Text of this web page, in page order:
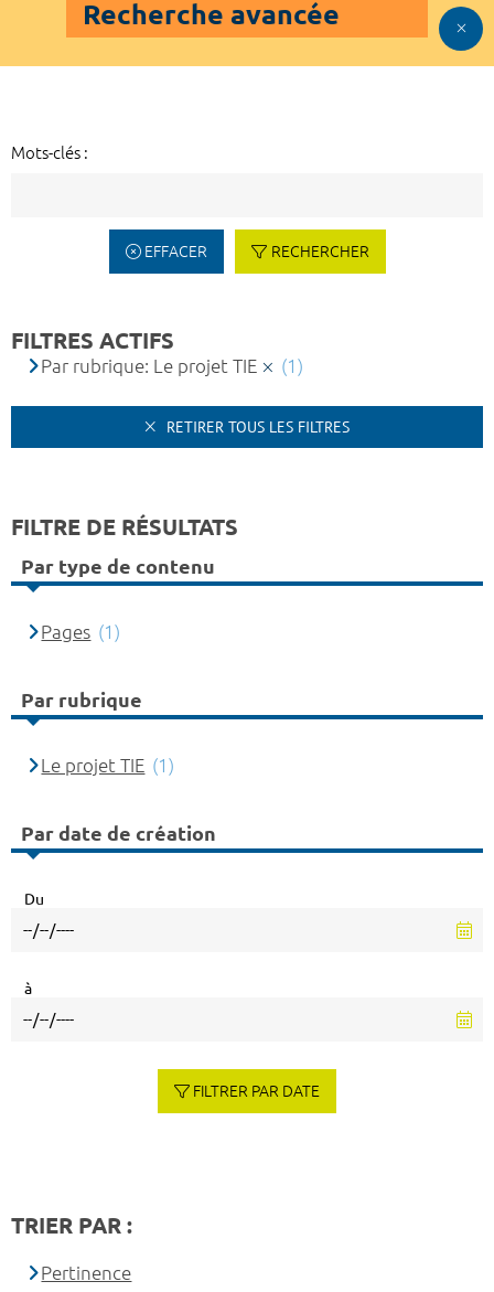
Recherche avancée
Mots-clés :
EFFACER RECHERCHER
FILTRES ACTIFS
Par rubrique: Le projet TIE (1)
RETIRER TOUS LES FILTRES
FILTRE DE RÉSULTATS
Par type de contenu
Pages (1)
Par rubrique
Le projet TIE (1)
Par date de création
Du
à
FILTRER PAR DATE
TRIER PAR :
Pertinence